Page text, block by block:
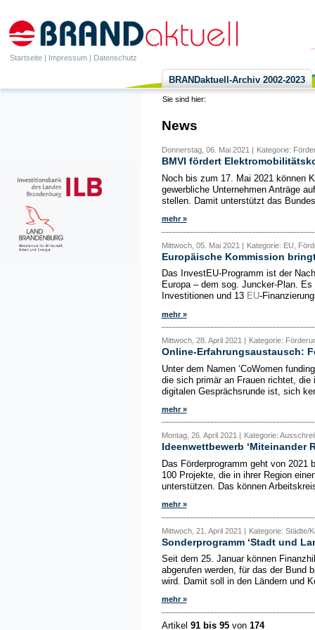
Startseite | Impressum | Datenschutz
BRANDaktuell-Archiv 2002-2023
Sie sind hier:
News
Donnerstag, 06. Mai 2021 | Kategorie:
BMVI fördert
Noch bis zum 17. Mai 2021 können
gewerbliche Unternehmen Anträge
stellen. Damit unterstützt das
mehr »
Mittwoch, 05. Mai 2021 | Kategorie: EU,
Europäische Kommission bringt
Das InvestEU-Programm ist der
Europa – dem sog. Juncker-Plan.
Investitionen und 13 EU-
mehr »
Mittwoch, 28. April 2021 | Kategorie:
Online-Erfahrungsaustausch:
Unter dem Namen ‘CoWomen
die sich primär an Frauen richtet,
digitalen Gesprächsrunde ist, sich
mehr »
Montag, 26. April 2021 | Kategorie:
Ideenwettbewerb ‘Miteinander
Das Förderprogramm geht von 2021
100 Projekte, die in ihrer Region
unterstützen. Das können
mehr »
Mittwoch, 21. April 2021 | Kategorie: Städte/
Sonderprogramm ‘Stadt und
Seit dem 25. Januar können
abgerufen werden, für das der Bund
wird. Damit soll in den Ländern und
mehr »
Artikel 91 bis 95von 174